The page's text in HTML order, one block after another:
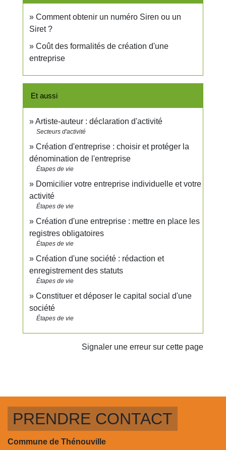
Comment obtenir un numéro Siren ou un
Siret ?
Coût des formalités de création d'une
entreprise
Et aussi
Artiste-auteur : déclaration d'activité
Secteurs d'activité
Création d'entreprise : choisir et protéger la
dénomination de l'entreprise
Étapes de vie
Domicilier votre entreprise individuelle et votre
activité
Étapes de vie
Création d'une entreprise : mettre en place les
registres obligatoires
Étapes de vie
Création d'une société : rédaction et
enregistrement des statuts
Étapes de vie
Constituer et déposer le capital social d'une
société
Étapes de vie
Signaler une erreur sur cette page
PRENDRE CONTACT
Commune de Thénouville